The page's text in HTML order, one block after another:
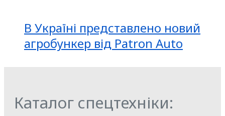
В Україні представлено новий
агробункер від Patron Auto
Каталог спецтехніки: